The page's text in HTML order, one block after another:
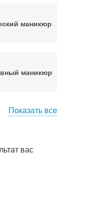
маникюр
маникюр
Показать все
вас